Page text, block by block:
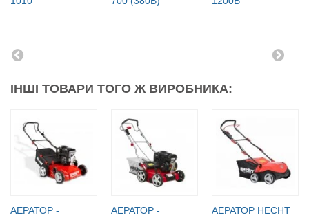
ІНШІ ТОВАРИ ТОГО Ж ВИРОБНИКА:
АЕРАТОР -
АЕРАТОР -
АЕРАТОР HECHT